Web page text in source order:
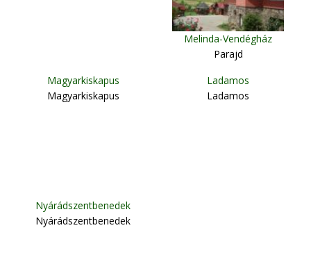
Melinda-Vendégház
Parajd
Magyarkiskapus
Magyarkiskapus
Ladamos
Ladamos
Nyárádszentbenedek
Nyárádszentbenedek